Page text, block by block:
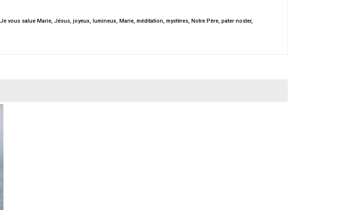
Je vous salue Marie, Jésus, joyeux, lumineux, Marie, méditation, mystères, Notre Père, pater noster,